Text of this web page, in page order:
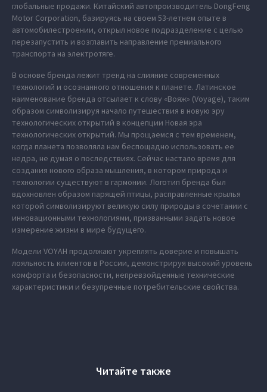
глобальные продажи. Китайский автопроизводитель DongFeng
Motor Corporation, базируясь на своем 53-летнем опыте в
автомобилестроении, открыл новое подразделение с целью
перезапустить и возглавить направление премиального
транспорта на электротяге.
В основе бренда лежит тренд на слияние современных
технологий и осознанного отношения к планете. Латинское
наименование бренда отсылает к слову «Вояж» (Voyage), таким
образом символизируя начало путешествия в новую эру
технологических открытий в концепции Новая эра
технологических открытий. Мы прощаемся с тем временем,
когда планета позволяла нам беспощадно использовать ее
недра, не думая о последствиях. Сейчас настало время для
создания нового образа мышления, в котором природа и
технологии существуют в гармонии. Логотип бренда был
вдохновлен образом парящей птицы, расправленные крылья
которой символизируют великую силу природы в сочетании с
инновационными технологиями, призванными задать новое
измерение жизни в мире будущего.
Модели VOYAH продолжают укреплять доверие и повышать
лояльность клиентов в России, демонстрируя высокий уровень
комфорта и безопасности, непревзойденные технические
характеристики и безупречные потребительские свойства.
Читайте также